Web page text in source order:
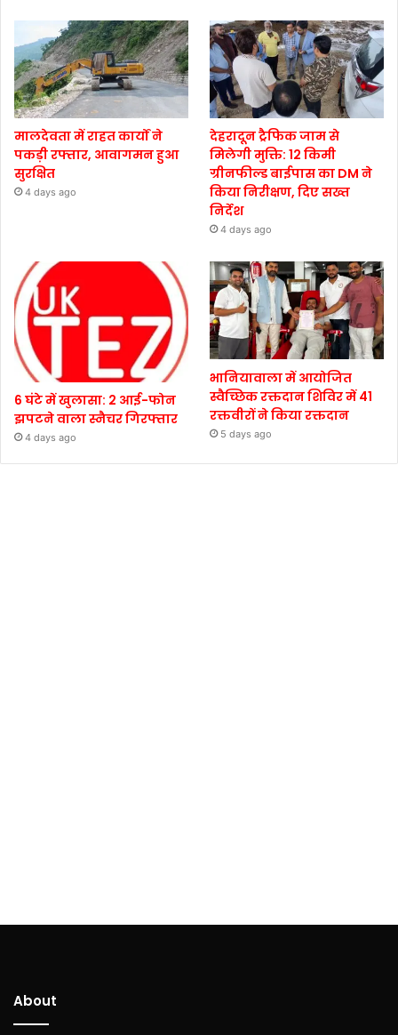
मालदेवता में राहत कार्यों ने
पकड़ी रफ्तार, आवागमन हुआ
सुरक्षित
4 days ago
देहरादून ट्रैफिक जाम से
मिलेगी मुक्ति: 12 किमी
ग्रीनफील्ड बाईपास का DM ने
किया निरीक्षण, दिए सख्त
निर्देश
4 days ago
6 घंटे में खुलासा: 2 आई-फोन
झपटने वाला स्नैचर गिरफ्तार
4 days ago
भानियावाला में आयोजित
स्वैच्छिक रक्तदान शिविर में 41
रक्तवीरों ने किया रक्तदान
5 days ago
About